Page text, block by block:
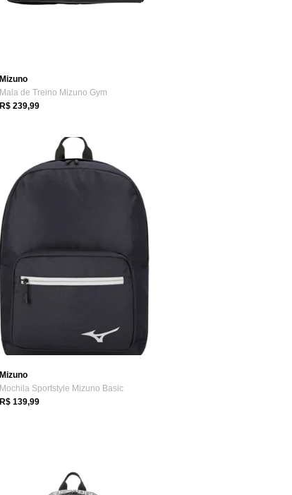
Mizuno
Mala de Treino Mizuno Gym
R$ 239,99
Mizuno
Mochila Sportstyle Mizuno Basic
R$ 139,99